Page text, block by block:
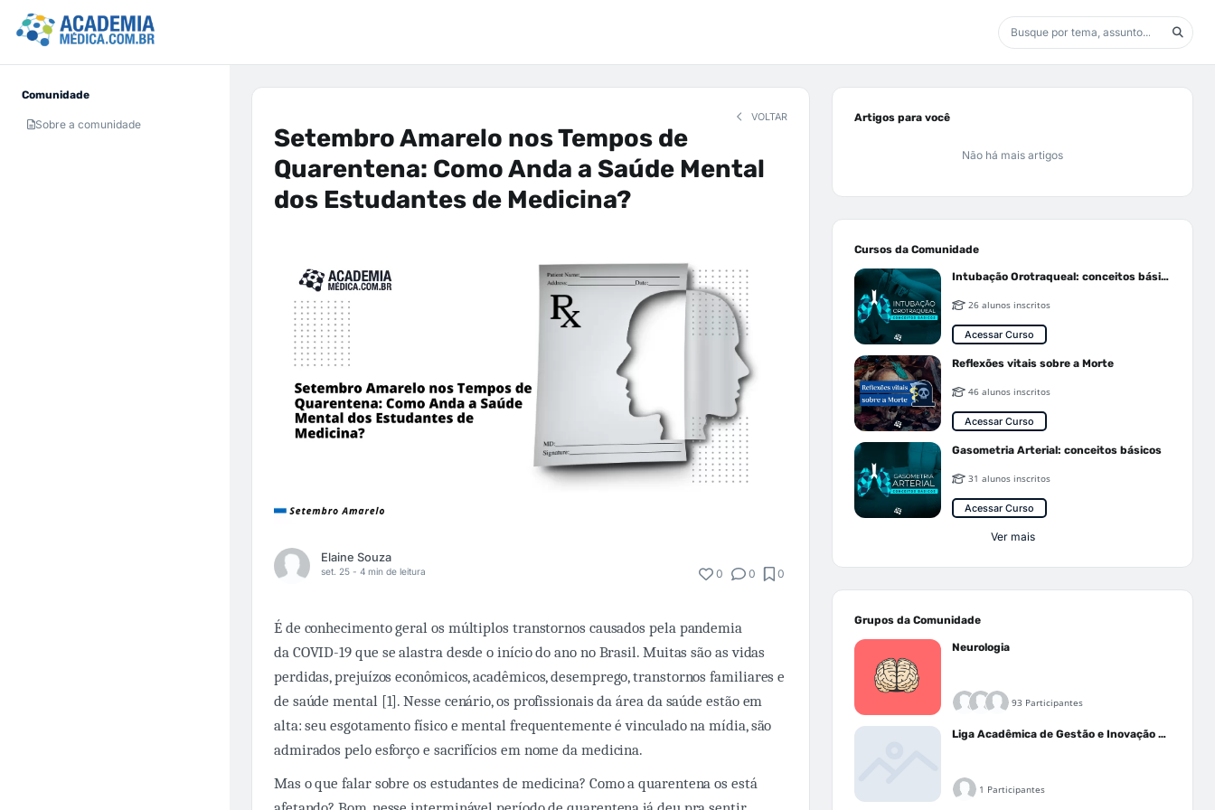
Comunidade
Sobre a comunidade
VOLTAR
Setembro Amarelo nos Tempos de
Quarentena: Como Anda a Saúde Mental
dos Estudantes de Medicina?
Elaine Souza
set. 25 - 4 min de leitura 0 0 0
É de conhecimento geral os múltiplos transtornos causados pela pandemia
da COVID-19 que se alastra desde o início do ano no Brasil. Muitas são as vidas
perdidas, prejuízos econômicos, acadêmicos, desemprego, transtornos familiares e
de saúde mental [1]. Nesse cenário, os profissionais da área da saúde estão em
alta: seu esgotamento físico e mental frequentemente é vinculado na mídia, são
admirados pelo esforço e sacrifícios em nome da medicina.
Mas o que falar sobre os estudantes de medicina? Como a quarentena os está
Artigos para você
Não há mais artigos
Cursos da Comunidade
Intubação Orotraqueal: conceitos básicos
26 alunos inscritos
Acessar Curso
Reflexões vitais sobre a Morte
46 alunos inscritos
Acessar Curso
Gasometria Arterial: conceitos básicos
31 alunos inscritos
Acessar Curso
Ver mais
Grupos da Comunidade
Neurologia
93 Participantes
Liga Acadêmica de Gestão e Inovação Médica - LAGIM
1 Participantes